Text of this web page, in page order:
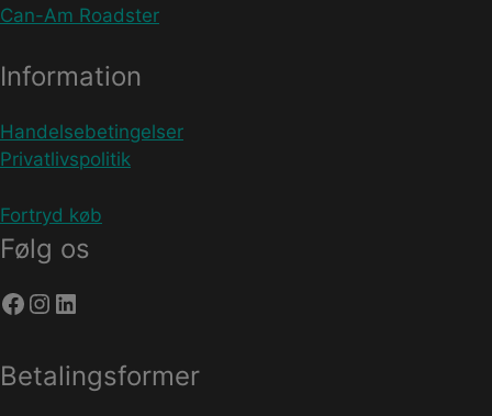
Can-Am Roadster
Information
Handelsebetingelser
Privatlivspolitik
Fortryd køb
Følg os
Facebook
Instagram
LinkedIn
Betalingsformer